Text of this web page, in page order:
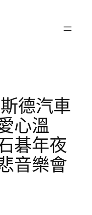
德汽車
心溫
碁年夜
音樂會